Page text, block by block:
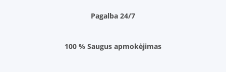
Pagalba 24/7
100 % Saugus apmokėjimas